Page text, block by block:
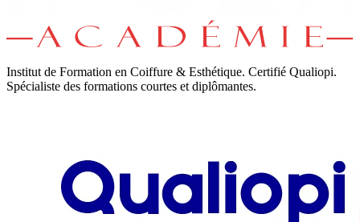
Institut de Formation en Coiffure & Esthétique. Certifié Qualiopi.
Spécialiste des formations courtes et diplômantes.